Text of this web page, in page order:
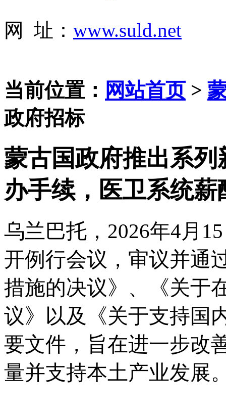
网 址： www.suld.net
当前位置： 网站首页>
政府招标
蒙古国政府推出系列
办手续，医卫系统
乌兰巴托， 2026年4月
开例行会议，审议并通
措施的决议》、《关于
议》以及《关于支持国
要文件，旨在进一步改
量并支持本土产业发展